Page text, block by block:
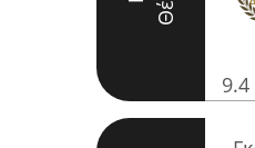
9.4